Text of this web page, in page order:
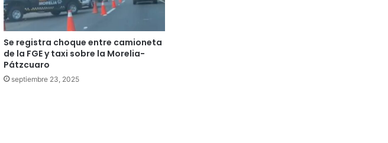
Se registra choque entre camioneta
de la FGE y taxi sobre la Morelia-
Pátzcuaro
septiembre 23, 2025